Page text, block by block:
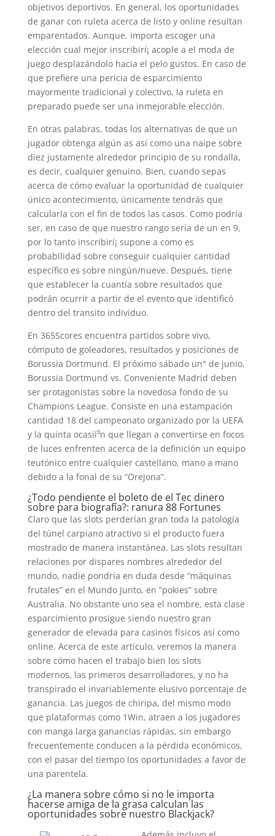
objetivos deportivos. En general, los oportunidades
de ganar con ruleta acerca de listo y online resultan
emparentados. Aunque, importa escoger una
elección cual mejor inscribirí¡ acople a el moda de
juego desplazándolo hacia el pelo gustos. En caso de
que prefiere una pericia de esparcimiento
mayormente tradicional y colectivo, la ruleta en
preparado puede ser una inmejorable elección.
En otras palabras, todas los alternativas de que un
jugador obtenga algún as así­ como una naipe sobre
diez justamente alrededor principio de su rondalla,
es decir, cualquier genuino. Bien, cuando sepas
acerca de cómo evaluar la oportunidad de cualquier
único acontecimiento, únicamente tendrás que
calcularla con el fin de todos las casos. Como podrí­a
ser, en caso de que nuestro rango serí­a de un en 9,
por lo tanto inscribirí¡ supone a como es
probabilidad sobre conseguir cualquier cantidad
específico es sobre ningún/nueve. Después, tiene
que establecer la cuantía sobre resultados que
podrán ocurrir a partir de el evento que identificó
dentro del transito individuo.
En 365Scores encuentra partidos sobre vivo,
cómputo de goleadores, resultados y posiciones de
Borussia Dortmund. El próximo sábado un° de junio,
Borussia Dortmund vs. Conveniente Madrid deben
ser protagonistas sobre la novedosa fondo de su
Champions League. Consiste en una estampación
cantidad 18 del campeonato organizado por la UEFA
y la quinta ocasií³n que llegan a convertirse en focos
de luces enfrenten acerca de la definición un equipo
teutónico entre cualquier castellano, mano a mano
debido a la fonal de su “Orejona”.
¿Todo pendiente el boleto de el Tec dinero
sobre para biografía?: ranura 88 Fortunes
Claro que las slots perderían gran toda la patologí­a
del túnel carpiano atractivo si el producto fuera
mostrado de manera instantánea. Las slots resultan
relaciones por dispares nombres alrededor del
mundo, nadie pondrí­a en duda desde “máquinas
frutales” en el Mundo Junto, en “pokies” sobre
Australia. No obstante uno sea el nombre, esta clase
esparcimiento prosigue siendo nuestro gran
generador de elevada para casinos físicos así­ como
online. Acerca de este artículo, veremos la manera
sobre cómo hacen el trabajo bien los slots
modernos, las primeros desarrolladores, y no ha
transpirado el invariablemente elusivo porcentaje de
ganancia. Las juegos de chiripa, del mismo modo
que plataformas como 1Win, atraen a los jugadores
con manga larga ganancias rápidas, sin embargo
frecuentemente conducen a la pérdida económicos,
con el pasar del tiempo los oportunidades a favor de
una parentela.
¿La manera sobre cómo si no le importa
hacerse amiga de la grasa calculan las
oportunidades sobre nuestro Blackjack?